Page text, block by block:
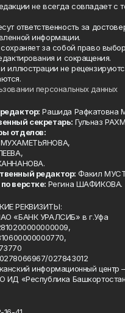
не всегда совпадает с
ответственность за
информации.
за собой право
и сокращения.
иллюстрации не
персональных данных
Рашида Рафкатовна
секретарь: Гульназ
отделов:
редактор: Факил
верстке: Регина ШАФИКОВА.
РЕКВИЗИТЫ:
«БАНК УРАЛСИБ» в г.Уфа
027843012
информационный центр –
ИД «Республика